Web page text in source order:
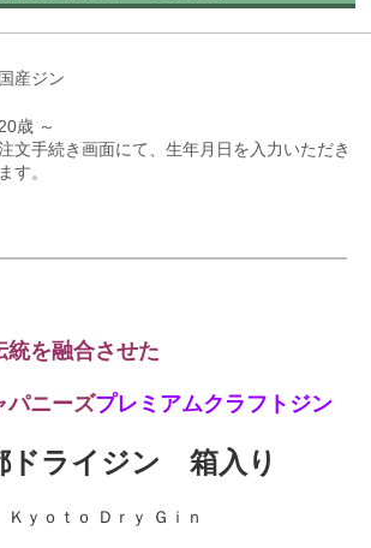
国産ジン
20歳 ～
文手続き画面にて、生年月日を入力いただき
ます。
統を融合させた
パニーズプレミアムクラフトジン
ドライジン 箱入り
ｏｔｏ Ｄｒｙ Ｇｉｎ